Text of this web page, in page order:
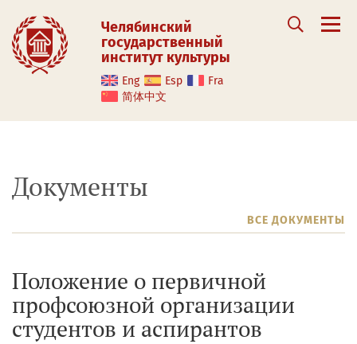
Челябинский
государственный
институт культуры
Eng Esp
Fra
简体中文
Документы
ВСЕ ДОКУМЕНТЫ
Положение о первичной
профсоюзной организации
студентов и аспирантов